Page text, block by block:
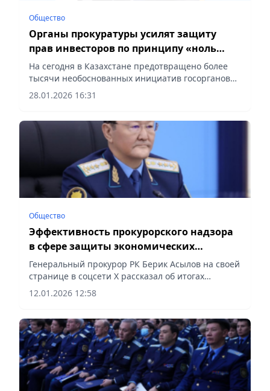
Общество
Органы прокуратуры усилят защиту
прав инвесторов по принципу «ноль
бюрократии»
На сегодня в Казахстане предотвращено более
тысячи необоснованных инициатив госорганов
против бизнеса, сообщает Vecher.kz.
28.01.2026 16:31
Общество
Эффективность прокурорского надзора
в сфере защиты экономических
интересов общества и государства
растет – Берик Асылов
Генеральный прокурор РК Берик Асылов на своей
странице в соцсети Х рассказал об итогах
деятельности надзорного органа в 2025 году,
сообщает Vecher.kz.
12.01.2026 12:58